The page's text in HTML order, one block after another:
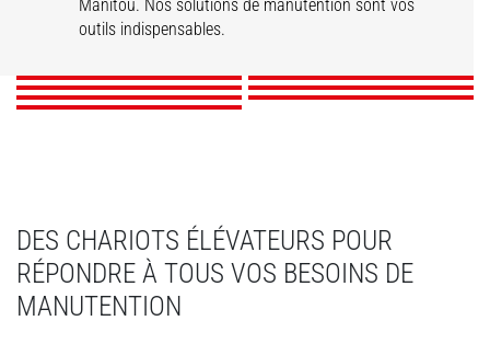
Manitou. Nos solutions de manutention sont vos
outils indispensables.
DÉCOUVRIR DÉCOUVRIR
MC-X
DÉCOUVRIR
M-X
DÉCOUVRIR
MH-X
DÉCOUVRIR
DES CHARIOTS ÉLÉVATEURS POUR
RÉPONDRE À TOUS VOS BESOINS DE
MANUTENTION